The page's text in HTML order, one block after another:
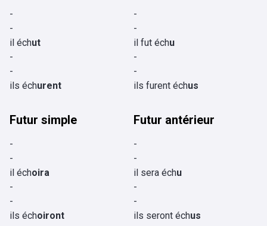
-
-
il échut
-
-
ils échurent
-
-
il fut échu
-
-
ils furent échus
Futur simple
-
-
il échoira
-
-
ils échoiront
Futur antérieur
-
-
il sera échu
-
-
ils seront échus